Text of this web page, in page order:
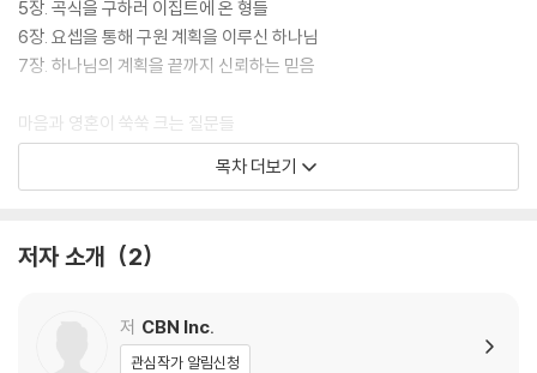
5장. 곡식을 구하러 이집트에 온 형들
6장. 요셉을 통해 구원 계획을 이루신 하나님
7장. 하나님의 계획을 끝까지 신뢰하는 믿음
마음과 영혼이 쑥쑥 크는 질문들
요셉과 예수 그리스도
목차 더보기
저자 소개 2
저 CBN Inc.
관심작가 알림신청